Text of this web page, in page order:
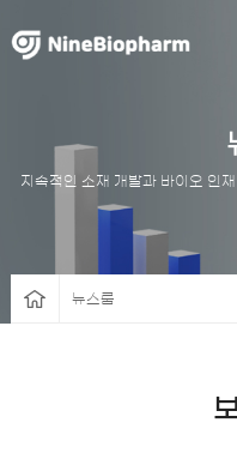
지속적인 소재 개발과 바이오 인
뉴스룸